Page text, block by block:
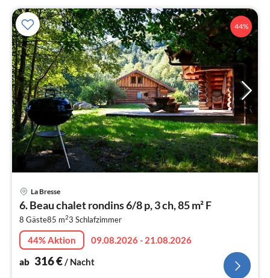
44%
La Bresse
6. Beau chalet rondins 6/8 p, 3 ch, 85 m² F
8 Gäste85 m23 Schlafzimmer
44% Aktion
09.08.2026 - 21.08.2026
ab 316€/ Nacht